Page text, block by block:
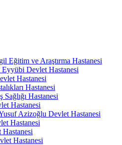
Eğitim ve Araştırma Hastanesi
Eyyübi Devlet Hastanesi
Hastanesi
Hastanesi
Sağlığı Hastanesi
Hastanesi
Azizoğlu Devlet Hastanesi
Hastanesi
Hastanesi